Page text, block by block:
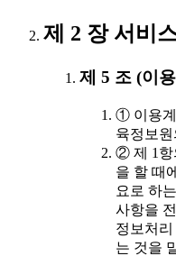
제 2 장 서비
제 5 조 (이
① 이용계
육정보
② 제 1항
을 할 때
요로 하는
사항을
정보처
는 것을